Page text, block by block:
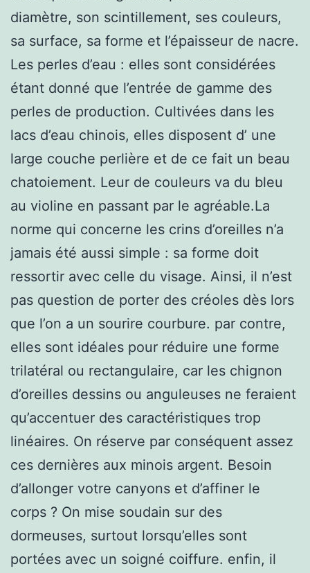
diamètre, son scintillement, ses couleurs,
sa surface, sa forme et l’épaisseur de nacre.
Les perles d’eau : elles sont considérées
étant donné que l’entrée de gamme des
perles de production. Cultivées dans les
lacs d’eau chinois, elles disposent d’ une
large couche perlière et de ce fait un beau
chatoiement. Leur de couleurs va du bleu
au violine en passant par le agréable.La
norme qui concerne les crins d’oreilles n’a
jamais été aussi simple : sa forme doit
ressortir avec celle du visage. Ainsi, il n’est
pas question de porter des créoles dès lors
que l’on a un sourire courbure. par contre,
elles sont idéales pour réduire une forme
trilatéral ou rectangulaire, car les chignon
d’oreilles dessins ou anguleuses ne feraient
qu’accentuer des caractéristiques trop
linéaires. On réserve par conséquent assez
ces dernières aux minois argent. Besoin
d’allonger votre canyons et d’affiner le
corps ? On mise soudain sur des
dormeuses, surtout lorsqu’elles sont
portées avec un soigné coiffure. enfin, il